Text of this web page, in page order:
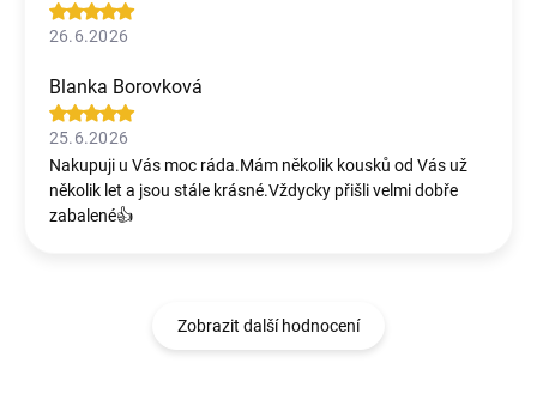
26.6.2026
Blanka Borovková
25.6.2026
Nakupuji u Vás moc ráda.Mám několik kousků od Vás už
několik let a jsou stále krásné.Vždycky přišli velmi dobře
zabalené👍
Zobrazit další hodnocení